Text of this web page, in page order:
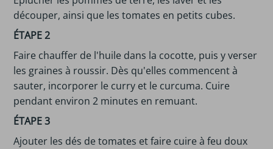
découper, ainsi que les tomates en petits cubes.
ÉTAPE 2
Faire chauffer de l'huile dans la cocotte, puis y verser
les graines à roussir. Dès qu'elles commencent à
sauter, incorporer le curry et le curcuma. Cuire
pendant environ 2 minutes en remuant.
ÉTAPE 3
Ajouter les dés de tomates et faire cuire à feu doux